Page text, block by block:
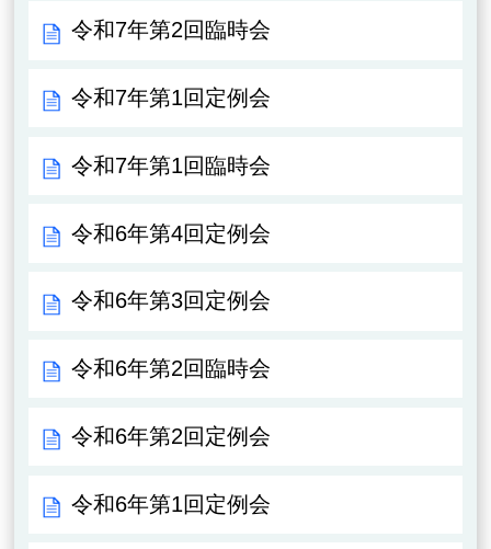
令和7年第2回臨時会
令和7年第1回定例会
令和7年第1回臨時会
令和6年第4回定例会
令和6年第3回定例会
令和6年第2回臨時会
令和6年第2回定例会
令和6年第1回定例会